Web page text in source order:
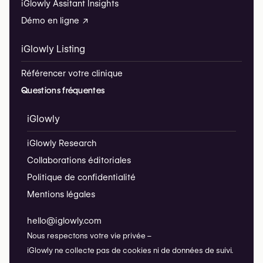
iGlowly Assitant Insights
Démo en ligne ↗
iGlowly Listing
Référencer votre clinique
Questions fréquentes
iGlowly
iGlowly Research
Collaborations éditoriales
Politique de confidentialité
Mentions légales
hello@iglowly.com
Nous respectons votre vie privée –
iGlowly ne collecte pas de cookies ni de données de suivi.